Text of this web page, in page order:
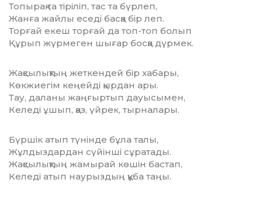
Топырақ та тіріліп, тас та бүрлеп,
Жанға жайлы еседі басқа бір леп.
Торғай екеш торғай да топ-топ болып
Құрып жүрмеген шығар босқа дүрмек.
Жақсылықтың жеткендей бір хабары,
Көкжиегім кеңейді қырдан ары.
Тау, даланы жаңғыртып дауысымен,
Келеді ұшып, қаз, үйрек, тырналары.
Бүршік атып түнінде бұла талы,
Жұлдыздардан сүйінші сұратады.
Жақсылықтың жамырай көшін бастап,
Келеді атып наурыздың құба таңы.